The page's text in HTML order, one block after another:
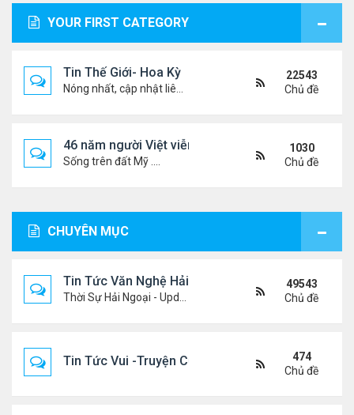
YOUR FIRST CATEGORY
Tin Thế Giới- Hoa Kỳ
22543
Chủ đề
46 năm người Việt viễn xứ
Sống trên đất Mỹ ....
1030
Chủ đề
CHUYÊN MỤC
Tin Tức Văn Nghệ Hải Ngoại
49543
Chủ đề
Tin Tức Vui -Truyện Cười- Video Hài
474
Chủ đề